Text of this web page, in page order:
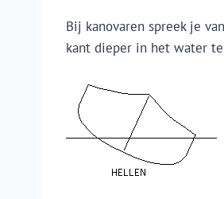
Bij kanovaren spreek je
kant dieper in het water te